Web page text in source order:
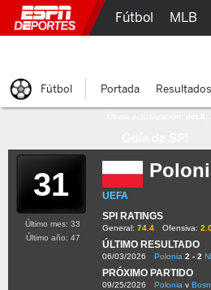
31
UEFA
SPI RATINGS
General: 74.4 Ofensiva:
ÚLTIMO RESULTADO
06/03/2026 Polonia 2 - 2
PRÓXIMO PARTIDO
09/25/2026 Polonia v
Último mes: 33
Último año: 47
Fútbol MLB
Fútbol Portada Resultados